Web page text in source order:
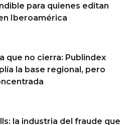
para quienes editan
Iberoamérica
que no cierra: Publindex
la base regional, pero
la industria del fraude que